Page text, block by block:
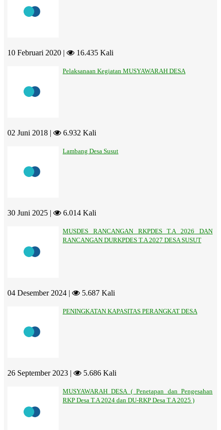
10 Februari 2020 | 16.435 Kali
Pelaksanaan Kegiatan MUSYAWARAH DESA
02 Juni 2018 | 6.932 Kali
Lambang Desa Susut
30 Juni 2025 | 6.014 Kali
MUSDES RANCANGAN RKPDES T.A 2026 DAN
RANCANGAN DURKPDES T.A 2027 DESA SUSUT
04 Desember 2024 | 5.687 Kali
PENINGKATAN KAPASITAS PERANGKAT DESA
26 September 2023 | 5.686 Kali
MUSYAWARAH DESA ( Penetapan dan Pengesahan
RKP Desa T.A 2024 dan DU-RKP Desa T.A 2025 )